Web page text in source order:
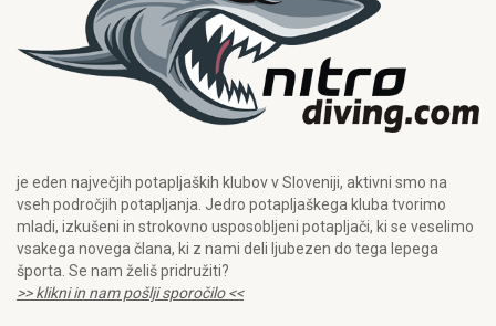
je eden največjih potapljaških klubov v Sloveniji, aktivni smo na
vseh področjih potapljanja. Jedro potapljaškega kluba tvorimo
mladi, izkušeni in strokovno usposobljeni potapljači, ki se veselimo
vsakega novega člana, ki z nami deli ljubezen do tega lepega
športa. Se nam želiš pridružiti?
>> klikni in nam pošlji sporočilo <<